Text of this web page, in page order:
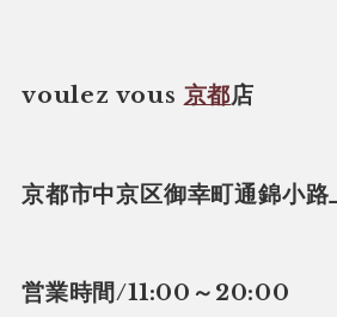
voulez vous 京都店
京都市中京区御幸町通錦小
営業時間/11:00～20:00